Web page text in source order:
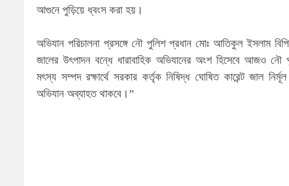
আগুনে পুড়িয়ে ধ্বংস করা হয়।
অভিযান পরিচালনা প্রসঙ্গে নৌ পুলিশ প্রধান মোঃ আতিকুল ইসলাম
জালের উৎপাদন বন্ধে ধারাবাহিক অভিযানের অংশ হিসেবে আজও নৌ
মৎস্য সম্পদ রক্ষার্থে সরকার কর্তৃক নিষিদ্ধ ঘোষিত কারেন্ট জাল
অভিযান অব্যাহত থাকবে।”